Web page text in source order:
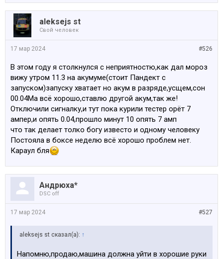
aleksejs st
Свой человек
#526
17 мар 2024
В этом году я столкнулся с неприятностю,как дал мороз
вижу утром 11.3 на акумуме(стоит Пандект с
запуском)запуску хватает но акум в разряде,усщем,сон
00.04Ма всё хорошо,ставлю другой акум,так же!
Отключили сигналку,и тут пока курили тестер орёт 7
ампер,и опять 0.04,прошло минут 10 опять 7 амп
что так делает толко богу известо и одному человеку
Постояла в боксе неделю всё хорошо проблем нет.
Караул бля
Андрюха*
DSC off
#527
17 мар 2024
aleksejs st сказал(а): ↑
Напомню,продаю,машина должна уйти в хорошие руки